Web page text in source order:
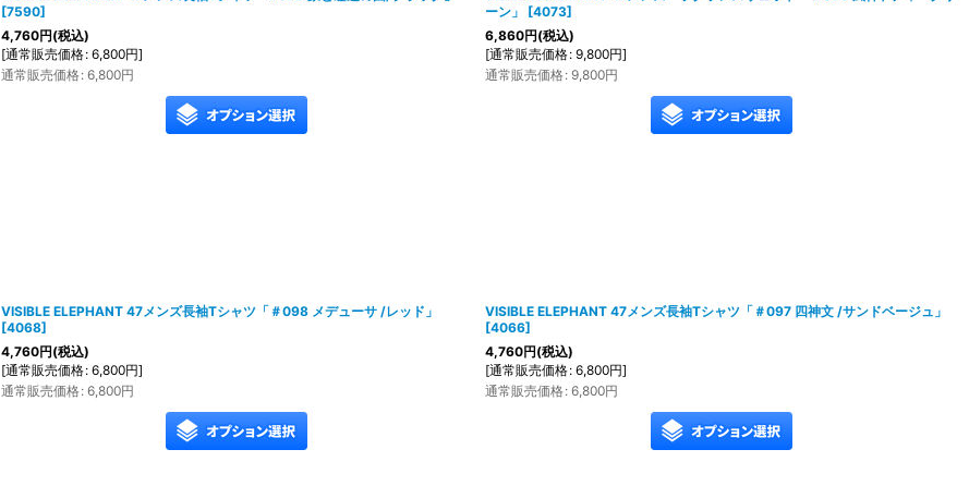
[7590]
4,760円(税込)
[通常販売価格: 6,800円]
通常販売価格: 6,800円
ーン」
[4073]
6,860円(税込)
[通常販売価格: 9,800円]
通常販売価格: 9,800円
VISIBLE ELEPHANT 47メンズ長袖Tシャツ「＃098 メデューサ /レッド」
[4068]
4,760円(税込)
[通常販売価格: 6,800円]
通常販売価格: 6,800円
VISIBLE ELEPHANT 47メンズ長袖Tシャツ「＃097 四神文 /サンドベージュ」
[4066]
4,760円(税込)
[通常販売価格: 6,800円]
通常販売価格: 6,800円